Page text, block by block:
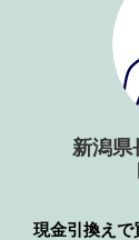
新潟県
現金引換えで